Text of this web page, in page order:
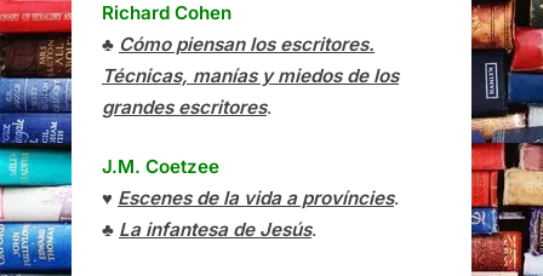
Richard Cohen
♣ Cómo piensan los escritores.
Técnicas, manías y miedos de los
grandes escritores.
J.M. Coetzee
♥ Escenes de la vida a províncies.
♣ La infantesa de Jesús.